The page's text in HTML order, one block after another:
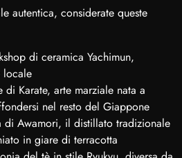
autentica, considerate queste
di ceramica Yachimun,
locale
di Karate, arte marziale nata a
nel resto del Giappone
di Awamori, il distillato tradizionale
in giare di terracotta